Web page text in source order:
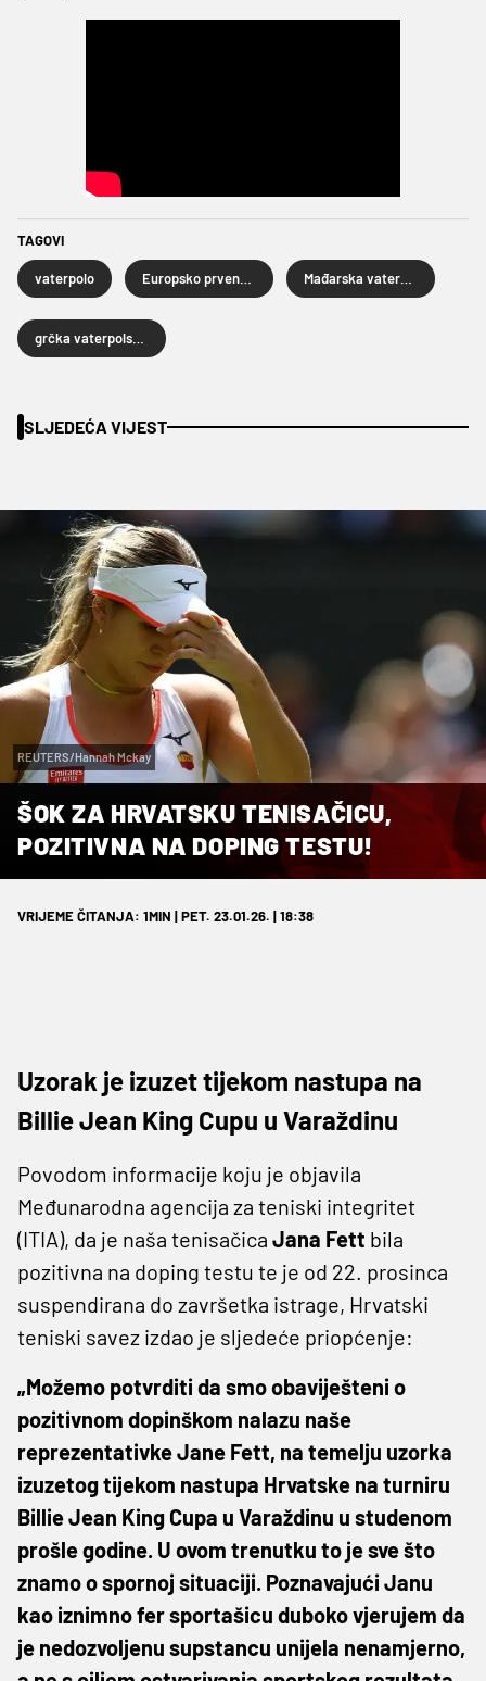
TAGOVI
vaterpolo
SLJEDEĆA VIJEST
REUTERS/Hannah Mckay
ŠOK ZA HRVATSKU TENISAČICU,
POZITIVNA NA DOPING TESTU!
VRIJEME ČITANJA: 1MIN | PET. 23.01.26. | 18:38
Uzorak je izuzet tijekom nastupa na
Billie Jean King Cupu u Varaždinu
Povodom informacije koju je objavila
Međunarodna agencija za teniski integritet
(ITIA), da je naša tenisačica Jana Fett bila
pozitivna na doping testu te je od 22. prosinca
suspendirana do završetka istrage, Hrvatski
teniski savez izdao je sljedeće priopćenje:
„Možemo potvrditi da smo obaviješteni o
pozitivnom dopinškom nalazu naše
reprezentativke Jane Fett, na temelju uzorka
izuzetog tijekom nastupa Hrvatske na turniru
Billie Jean King Cupa u Varaždinu u studenom
prošle godine. U ovom trenutku to je sve što
znamo o spornoj situaciji. Poznavajući Janu
kao iznimno fer sportašicu duboko vjerujem da
je nedozvoljenu supstancu unijela nenamjerno,